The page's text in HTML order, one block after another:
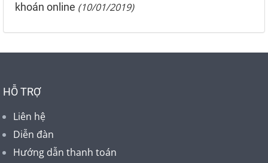
khoán online (10/01/2019)
HỖ TRỢ
Liên hệ
Diễn đàn
Hướng dẫn thanh toán